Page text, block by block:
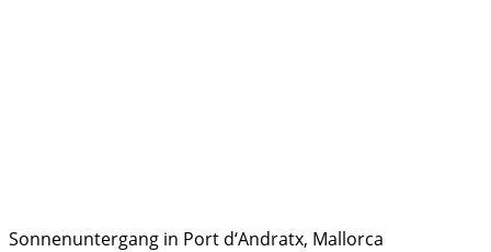
Sonnenuntergang in Port d‘Andratx, Mallorca